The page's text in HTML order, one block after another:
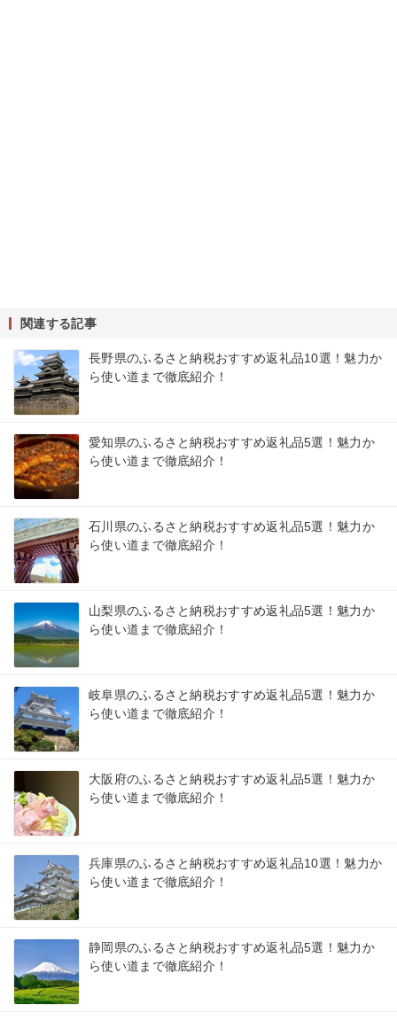
関連する記事
長野県のふるさと納税おすすめ返礼品10選！魅力か
ら使い道まで徹底紹介！
愛知県のふるさと納税おすすめ返礼品5選！魅力か
ら使い道まで徹底紹介！
石川県のふるさと納税おすすめ返礼品5選！魅力か
ら使い道まで徹底紹介！
山梨県のふるさと納税おすすめ返礼品5選！魅力か
ら使い道まで徹底紹介！
岐阜県のふるさと納税おすすめ返礼品5選！魅力か
ら使い道まで徹底紹介！
大阪府のふるさと納税おすすめ返礼品5選！魅力か
ら使い道まで徹底紹介！
兵庫県のふるさと納税おすすめ返礼品10選！魅力か
ら使い道まで徹底紹介！
静岡県のふるさと納税おすすめ返礼品5選！魅力か
ら使い道まで徹底紹介！